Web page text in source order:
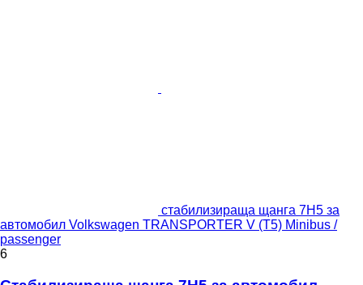
стабилизираща щанга 7H5 за
автомобил Volkswagen TRANSPORTER V (T5) Minibus /
passenger
6